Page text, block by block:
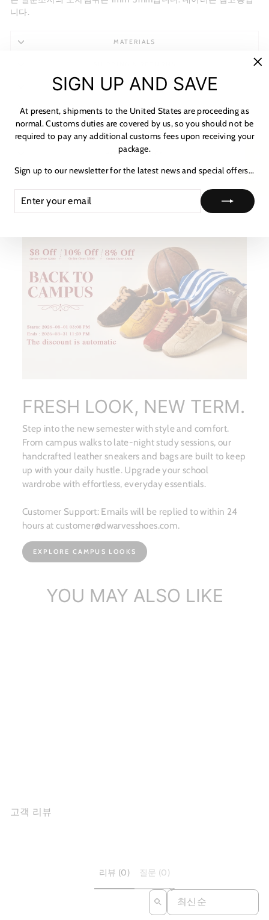
니다.
MATERIALS
NOTICE & CARE GUIDE
SHIPPING INFORMATION
PAYMENT & TAX
HOW TO TRACK
ASK A QUESTION
FRESH LOOK, NEW TERM.
Step into the new semester with style and comfort.
From campus walks to late-night study sessions, our
handcrafted leather sneakers and bags are built to keep
up with your daily hustle. Upgrade your school
wardrobe with effortless, everyday essentials.
Customer Support: Emails will be replied to within 24
hours at customer@dwarvesshoes.com.
EXPLORE CAMPUS LOOKS
YOU MAY ALSO LIKE
고객 리뷰
리뷰 (0) 질문 (0)
SORT REVIEWS BY
SIGN UP AND SAVE
At present, shipments to the United States are proceeding as
normal. Customs duties are covered by us, so you should not be
required to pay any additional customs fees upon receiving your
package.
Sign up to our newsletter for the latest news and special offers...
YOUR
EMAIL
★ 리뷰